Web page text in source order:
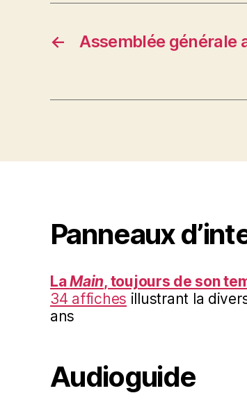
← Assemblée générale
Panneaux
LaMain, toujours de son
34 affiches illustrant la
ans
Audioguide